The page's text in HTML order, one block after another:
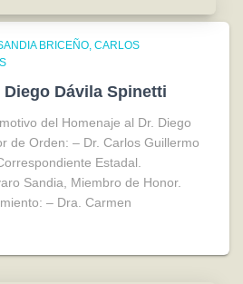
BRICEÑO CARLOS
Diego Dávila Spinetti
del Homenaje al Dr. Diego
de Orden: – Dr. Carlos Guillermo
Estadal.
Sandia, Miembro de Honor.
– Dra. Carmen